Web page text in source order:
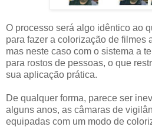
O processo será algo idêntico ao
para fazer a colorização de filmes
mas neste caso com o sistema a
para rostos de pessoas, o que
sua aplicação prática.
De qualquer forma, parece ser
alguns anos, as câmaras de
equipadas com um modo de